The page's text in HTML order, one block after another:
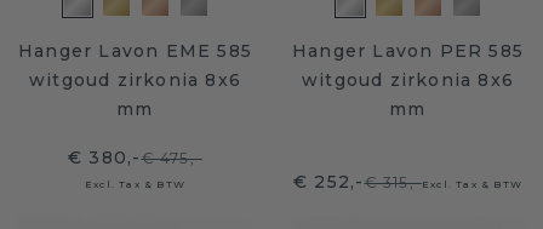
Hanger Lavon EME 585
witgoud zirkonia 8x6
mm
€ 380,-€ 475,-
Excl. Tax & BTW
Hanger Lavon PER 585
witgoud zirkonia 8x6
mm
€ 252,-€ 315,-Excl. Tax & BTW